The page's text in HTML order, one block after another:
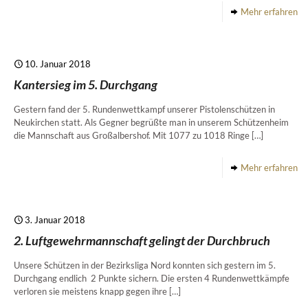
Mehr erfahren
10. Januar 2018
Kantersieg im 5. Durchgang
Gestern fand der 5. Rundenwettkampf unserer Pistolenschützen in
Neukirchen statt. Als Gegner begrüßte man in unserem Schützenheim
die Mannschaft aus Großalbershof. Mit 1077 zu 1018 Ringe […]
Mehr erfahren
3. Januar 2018
2. Luftgewehrmannschaft gelingt der Durchbruch
Unsere Schützen in der Bezirksliga Nord konnten sich gestern im 5.
Durchgang endlich 2 Punkte sichern. Die ersten 4 Rundenwettkämpfe
verloren sie meistens knapp gegen ihre […]